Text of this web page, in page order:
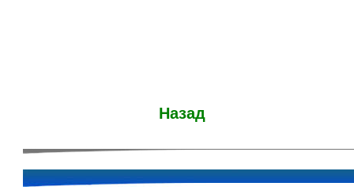
Назад